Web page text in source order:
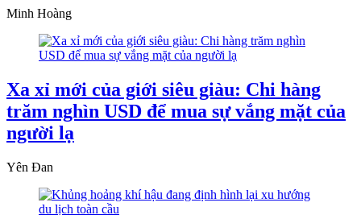
Minh Hoàng
Xa xỉ mới của giới siêu giàu: Chi hàng
trăm nghìn USD để mua sự vắng mặt của
người lạ
Yên Đan